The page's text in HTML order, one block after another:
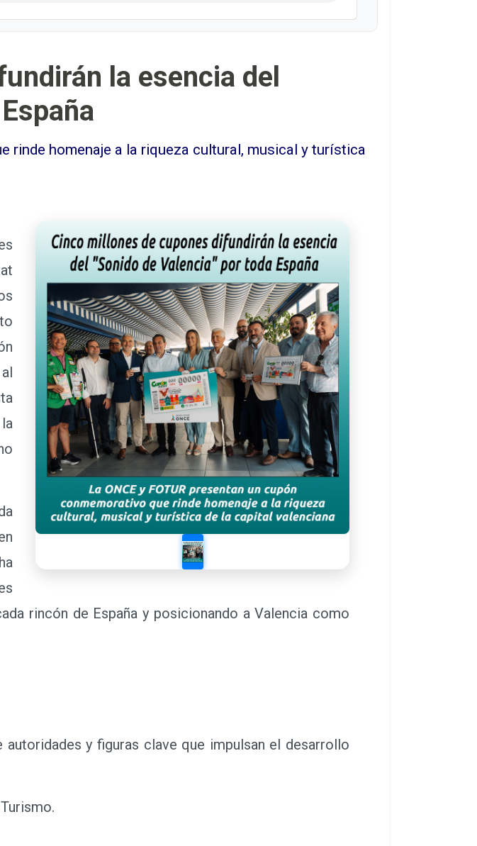
la esencia del
rinde homenaje a la riqueza cultural, musical y turística
rincón de España y posicionando a Valencia como
y figuras clave que impulsan el desarrollo